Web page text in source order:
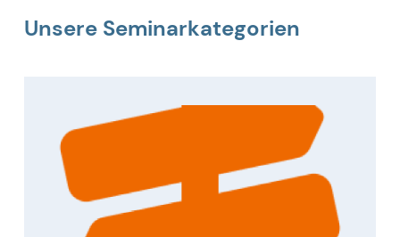
Unsere Seminarkategorien